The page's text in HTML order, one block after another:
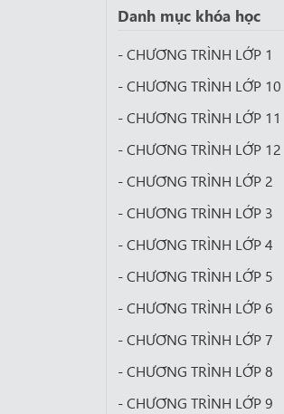
Danh mục khóa học
- CHƯƠNG TRÌNH LỚP 1
- CHƯƠNG TRÌNH LỚP 10
- CHƯƠNG TRÌNH LỚP 11
- CHƯƠNG TRÌNH LỚP 12
- CHƯƠNG TRÌNH LỚP 2
- CHƯƠNG TRÌNH LỚP 3
- CHƯƠNG TRÌNH LỚP 4
- CHƯƠNG TRÌNH LỚP 5
- CHƯƠNG TRÌNH LỚP 6
- CHƯƠNG TRÌNH LỚP 7
- CHƯƠNG TRÌNH LỚP 8
- CHƯƠNG TRÌNH LỚP 9